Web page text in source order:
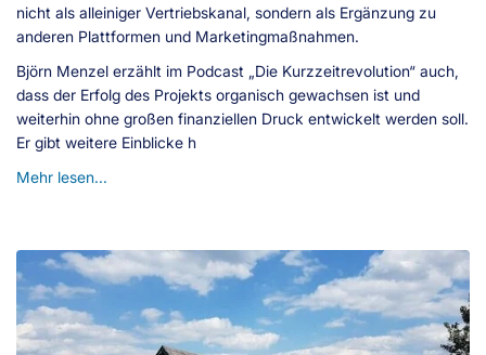
nicht als alleiniger Vertriebskanal, sondern als Ergänzung zu
anderen Plattformen und Marketingmaßnahmen.
Björn Menzel erzählt im Podcast „Die Kurzzeitrevolution“ auch,
dass der Erfolg des Projekts organisch gewachsen ist und
weiterhin ohne großen finanziellen Druck entwickelt werden soll.
Er gibt weitere Einblicke h
Mehr lesen...